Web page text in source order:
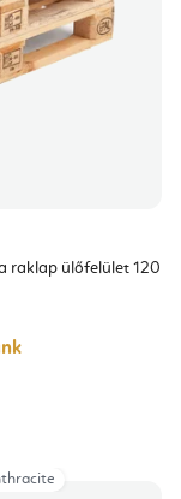
raklap ülőfelület 120